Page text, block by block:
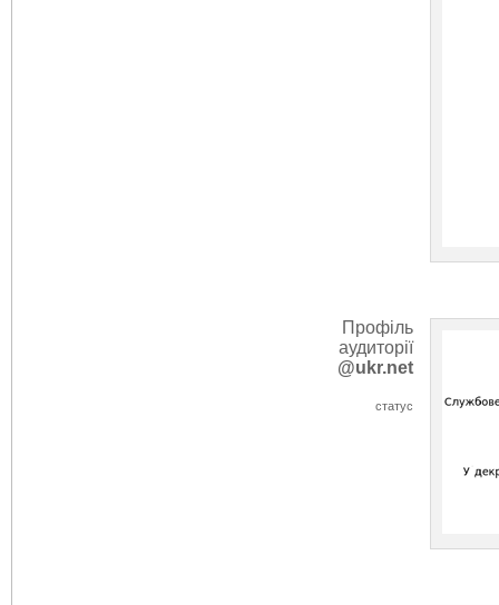
Профіль
аудиторії
@ukr.net
статус